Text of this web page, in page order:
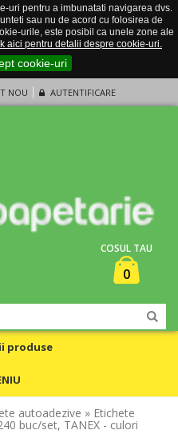
uri pentru a imbunatati navigarea dvs.
sau nu de acord cu folosirea de
urile, este posibil ca unele zone ale
aici pentru detalii despre cookie-uri.
cookie-uri
NOU AUTENTIFICARE
COSUL TAU
0
produse
autoadezive » Etichete
buc/set, TANEX - culori